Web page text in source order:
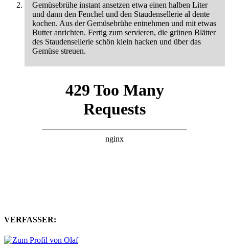
Gemüsebrühe instant ansetzen etwa einen halben Liter
und dann den Fenchel und den Staudensellerie al dente
kochen. Aus der Gemüsebrühe entnehmen und mit etwas
Butter anrichten. Fertig zum servieren, die grünen Blätter
des Staudensellerie schön klein hacken und über das
Gemüse streuen.
VERFASSER: